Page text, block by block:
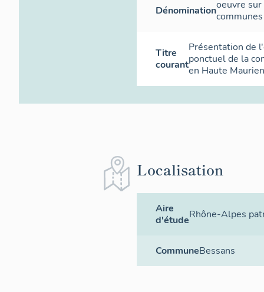
Dénominationoeuvre
communes
Titre
courant
Présentation de
ponctuel de la
en Haute
Localisation
Aire
d'étudeRhône-Alpes
CommuneBessans